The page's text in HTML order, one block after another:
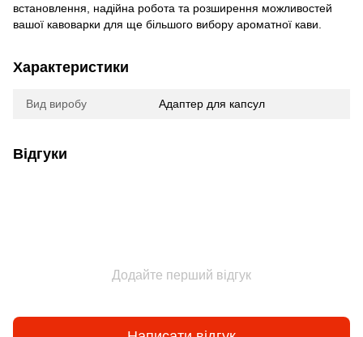
встановлення, надійна робота та розширення можливостей
вашої кавоварки для ще більшого вибору ароматної кави.
Характеристики
Вид виробу Адаптер для капсул
Відгуки
Додайте перший відгук